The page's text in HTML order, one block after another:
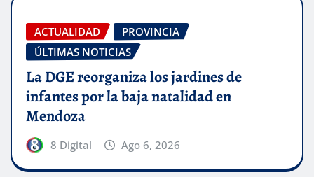
ACTUALIDAD
PROVINCIA
ÚLTIMAS NOTICIAS
La DGE reorganiza los jardines de
infantes por la baja natalidad en
Mendoza
8 Digital Ago 6, 2026